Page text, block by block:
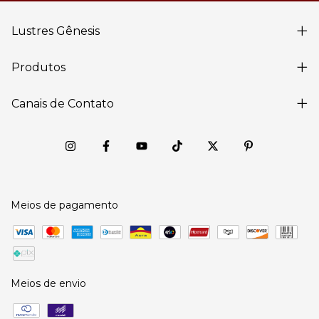
Lustres Gênesis
Produtos
Canais de Contato
Meios de pagamento
Meios de envio